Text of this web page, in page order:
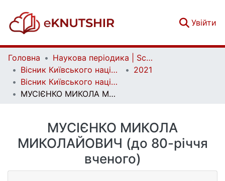
Увійти
Головна
Наукова періодика | Scientific periodicals
Вісник Київського національного університету імені Тараса Шевченка. Біологія | Bulletin of Taras Shevchenko Kyiv National University. Biology
2021
Вісник Київського національного університету імені Тараса Шевченка. Біологія. Том 84, № 1
МУСІЄНКО МИКОЛА МИКОЛАЙОВИЧ (до 80-річчя вченого)
МУСІЄНКО МИКОЛА
МИКОЛАЙОВИЧ (до 80-річчя
вченого)